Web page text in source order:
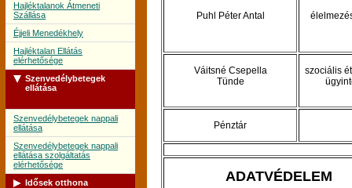
Hajléktalanok Átmeneti
Szállása
Éjjeli Menedékhely
Hajléktalan Ellátás
elérhetősége
Szenvedélybetegek
ellátása
Szenvedélybetegek nappali
ellátása
Szenvedélybetegek nappali
ellátása szolgáltatás
elérhetősége
Idősek otthona
Puhl Péter Antal
Váitsné Csepella
Tünde
szociális
Pénztár
ADATVÉDELEM